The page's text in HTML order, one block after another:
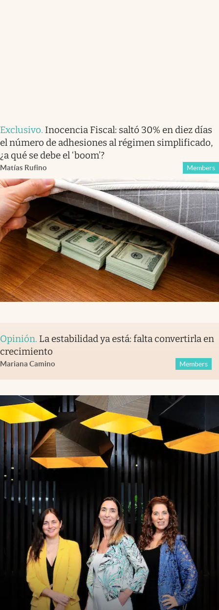
Exclusivo. Inocencia Fiscal: saltó 30% en diez días
el número de adhesiones al régimen simplificado,
¿a qué se debe el ‘boom’?
Matías Rufino Members
Opinión. La estabilidad ya está: falta convertirla en
crecimiento
Mariana Camino Members